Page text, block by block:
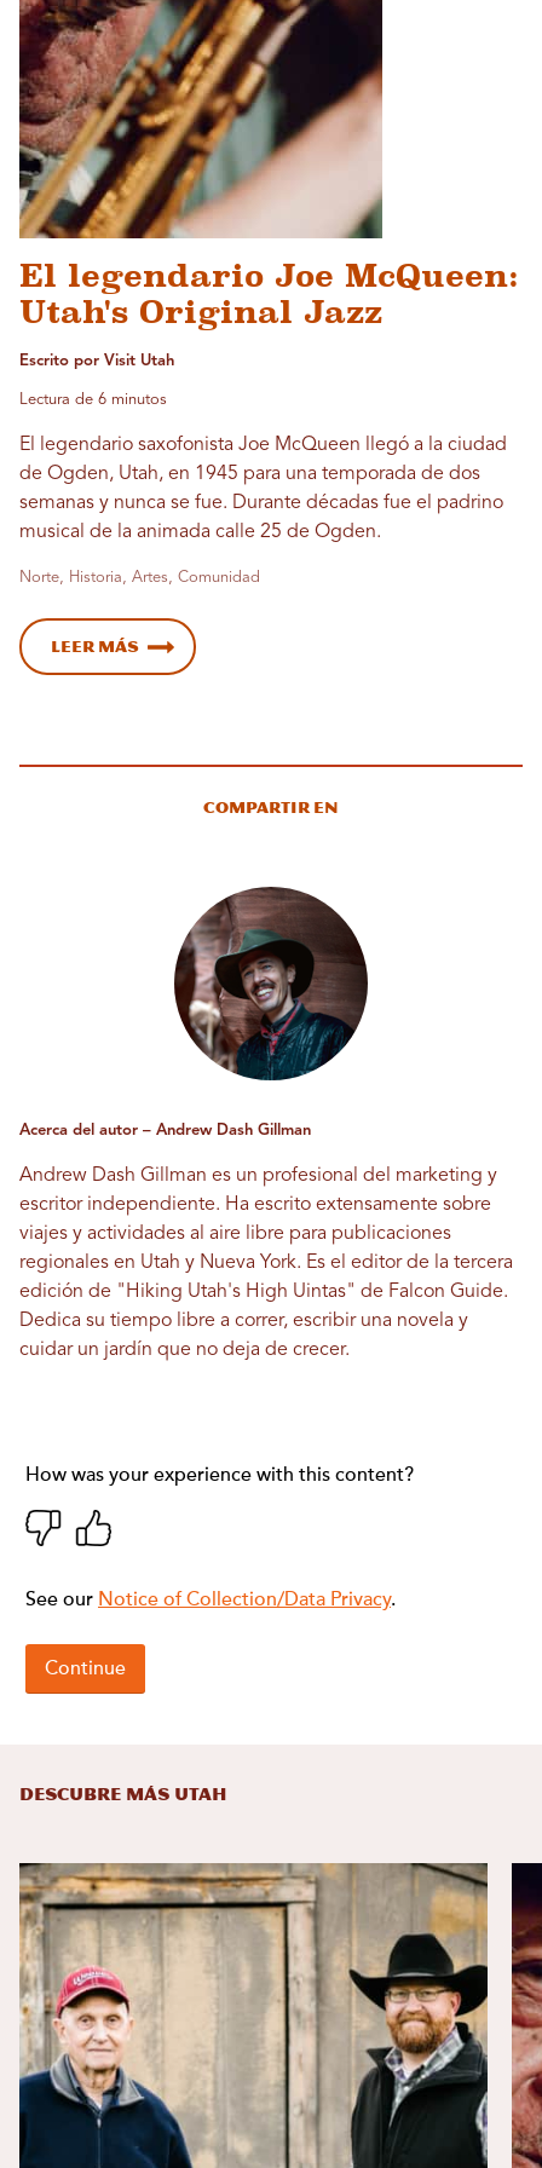
El legendario Joe McQueen:
Utah's Original Jazz
Escrito por Visit Utah
Lectura de 6 minutos
El legendario saxofonista Joe McQueen llegó a la ciudad
de Ogden, Utah, en 1945 para una temporada de dos
semanas y nunca se fue. Durante décadas fue el padrino
musical de la animada calle 25 de Ogden.
Norte, Historia, Artes, Comunidad
Leer más
Compartir en
Acerca del autor – Andrew Dash Gillman
Andrew Dash Gillman es un profesional del marketing y
escritor independiente. Ha escrito extensamente sobre
viajes y actividades al aire libre para publicaciones
regionales en Utah y Nueva York. Es el editor de la tercera
edición de "Hiking Utah's High Uintas" de Falcon Guide.
Dedica su tiempo libre a correr, escribir una novela y
cuidar un jardín que no deja de crecer.
DESCUBRE MÁS UTAH